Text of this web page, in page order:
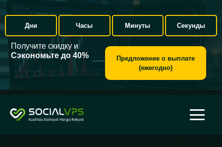
Дни Часы Минуты Секунды
Получите скидку и
Сэкономьте до 40%
Предложение о выплате
(ежегодно)